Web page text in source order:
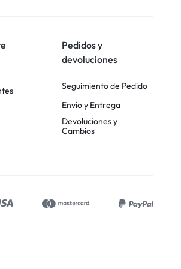
Pedidos y
devoluciones
Seguimiento de Pedido
Envío y Entrega
Devoluciones y
Cambios